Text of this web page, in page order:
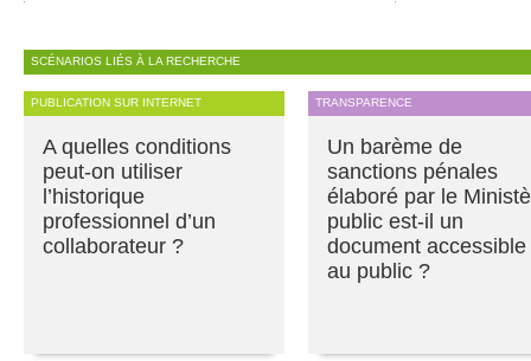
SCÉNARIOS LIÉS À LA RECHERCHE
PUBLICATION SUR INTERNET
A quelles conditions
peut-on utiliser
l’historique
professionnel d’un
collaborateur ?
TRANSPARENCE
Un barème de
sanctions pénales
élaboré par le
public est-il un
document accessible
au public ?